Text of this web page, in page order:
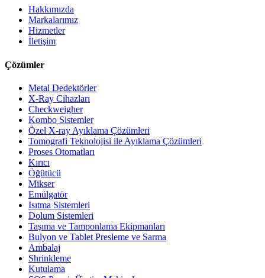
Hakkımızda
Markalarımız
Hizmetler
İletişim
Çözümler
Metal Dedektörler
X-Ray Cihazları
Checkweigher
Kombo Sistemler
Özel X-ray Ayıklama Çözümleri
Tomografi Teknolojisi ile Ayıklama Çözümleri
Proses Otomatları
Kırıcı
Öğütücü
Mikser
Emülgatör
Isıtma Sistemleri
Dolum Sistemleri
Taşıma ve Tamponlama Ekipmanları
Bulyon ve Tablet Presleme ve Sarma
Ambalaj
Shrinkleme
Kutulama